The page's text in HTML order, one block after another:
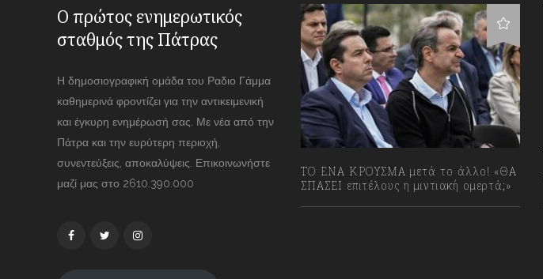
Ο πρώτος ενημερωτικός
σταθμός της Πάτρας
Η δημοσιογραφική ομάδα του Ραδιο Γάμμα
καθημερινά φροντίζει για την αντικειμενική
και έγκυρη ενημέρωσή σας. Με νέα από την
Πάτρα και την ευρύτερη περιοχή,
συνεντεύξεις, αποκαλύψεις. Επικοινωνήστε
μαζί μας στο 2610.390.000
ΤΟ ΕΝΑ ΚΡΟΥΣΜΑ μετά το άλλο! «ΘΑ
ΣΠΑΣΕΙ επιτέλους η μιντιακή ομερτά;»